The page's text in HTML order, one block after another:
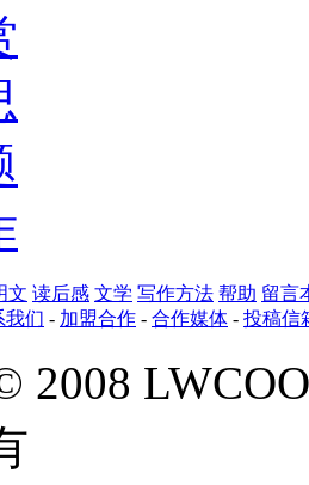
文 读后感 文学 写作方法 帮助 留言
我们 - 加盟合作 - 合作媒体 - 投稿信
2008